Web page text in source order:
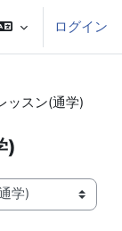
ログイン
ッスン(通学)
)